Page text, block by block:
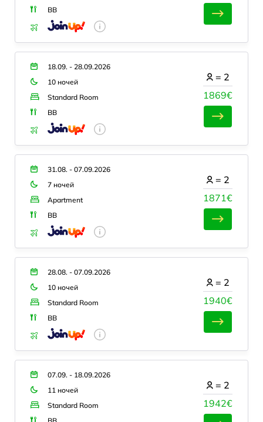
BB
18.09. - 28.09.2026
10 ночей
Standard Room
BB
1869€
= 2
31.08. - 07.09.2026
7 ночей
Apartment
BB
1871€
= 2
28.08. - 07.09.2026
10 ночей
Standard Room
BB
1940€
= 2
07.09. - 18.09.2026
11 ночей
Standard Room
1942€
= 2